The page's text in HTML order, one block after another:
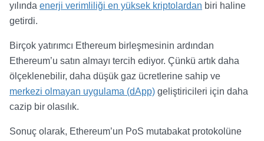
yılında enerji verimliliği en yüksek kriptolardan biri haline
getirdi.
Birçok yatırımcı Ethereum birleşmesinin ardından
Ethereum’u satın almayı tercih ediyor. Çünkü artık daha
ölçeklenebilir, daha düşük gaz ücretlerine sahip ve
merkezi olmayan uygulama (dApp) geliştiricileri için daha
cazip bir olasılık.
Sonuç olarak, Ethereum’un PoS mutabakat protokolüne